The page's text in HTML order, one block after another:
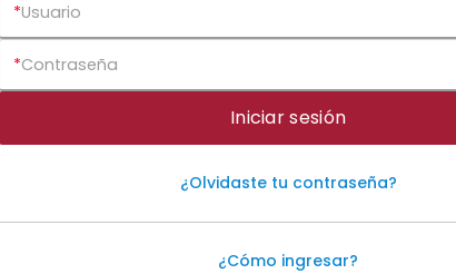
*Usuario
*Contraseña
Iniciar sesión
¿Olvidaste tu contraseña?
¿Cómo ingresar?